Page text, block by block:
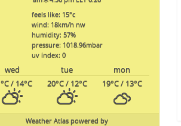
feels like: 15°c
wind: 18km/h nw
humidity: 57%
pressure: 1018.96mbar
uv index: 0
mon
tue
wed
19°C/ 13°C
20°C/ 12°C
°C/ 14°C
powered by
Weather Atlas